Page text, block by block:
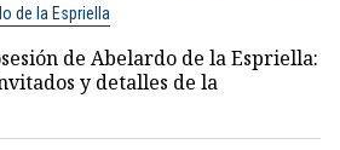
de la Espriella
de Abelardo de la Espriella:
y detalles de la